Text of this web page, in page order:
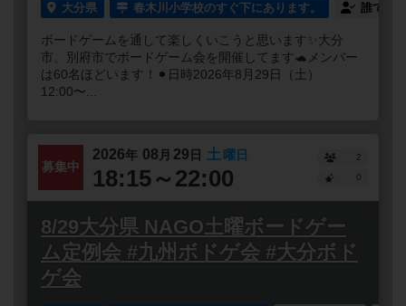
大分県 春木川小学校のすぐ下にあります。 誰でも
ボードゲームを通して楽しくいこうと思います✨大分
市、別府市でボードゲーム会を開催してます🐢メンバー
は60名ほどいます！⚫︎日時2026年8月29日（土）
12:00〜...
募集中
2026年 08 月 29日 土 曜日
18:15～22:00
2
0
8/29大分県 NAGO土曜ボードゲー
ム定例会 #九州ボドゲ会 #大分ボド
ゲ会